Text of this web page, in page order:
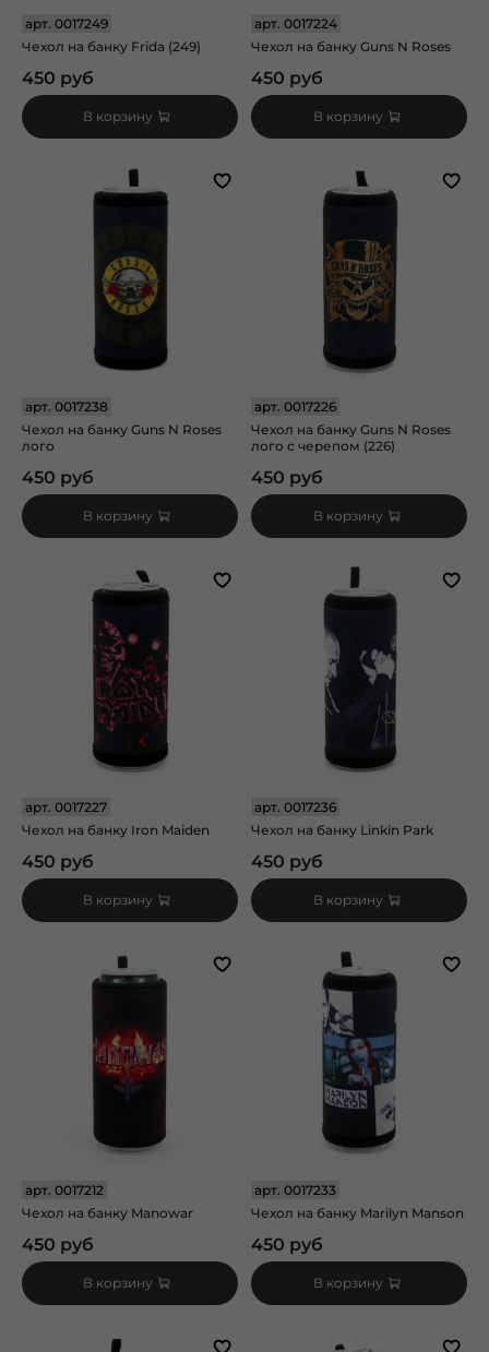
арт. 0017249
Чехол на банку Frida (249)
450 руб
В корзину
арт.0017224
Чехол на банку Guns N Roses
450 руб
В корзину
арт. 0017238
Чехол на банку Guns N Roses
лого
450 руб
В корзину
арт.0017226
Чехол на банку Guns N Roses
лого с черепом (226)
450 руб
В корзину
арт. 0017227
Чехол на банку Iron Maiden
450 руб
В корзину
арт.0017236
Чехол на банку Linkin Park
450 руб
В корзину
арт. 0017212
Чехол на банку Manowar
450 руб
В корзину
арт.0017233
Чехол на банку Marilyn Manson
450 руб
В корзину